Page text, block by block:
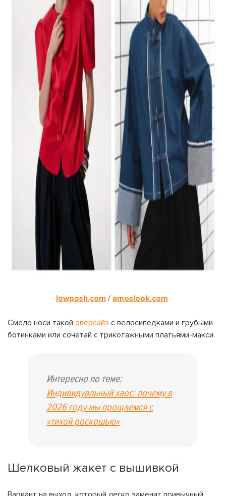
lowposh.com / amoslook.com
Смело носи такой оверсайз с велосипедками и грубыми
ботинками или сочетай с трикотажными платьями-макси.
Интересно по теме:
Индивидуальный хаос: почему в
2026 году мы прощаемся с
«тихой роскошью»
Шелковый жакет с вышивкой
Имя пользователя:
ЗАРЕГИСТРИРОВАТЬСЯ